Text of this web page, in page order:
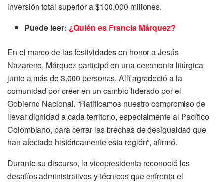
inversión total superior a $100.000 millones.
Puede leer: ¿Quién es Francia Márquez?
En el marco de las festividades en honor a Jesús
Nazareno, Márquez participó en una ceremonia litúrgica
junto a más de 3.000 personas. Allí agradeció a la
comunidad por creer en un cambio liderado por el
Gobierno Nacional. “Ratificamos nuestro compromiso de
llevar dignidad a cada territorio, especialmente al Pacífico
Colombiano, para cerrar las brechas de desigualdad que
han afectado históricamente esta región”, afirmó.
Durante su discurso, la vicepresidenta reconoció los
desafíos administrativos y técnicos que enfrenta el